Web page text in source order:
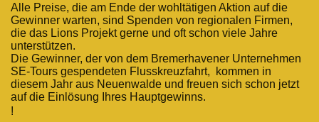
Alle Preise, die am Ende der wohltätigen Aktion auf die
Gewinner warten, sind Spenden von regionalen Firmen,
die das Lions Projekt gerne und oft schon viele Jahre
unterstützen.
Die Gewinner, der von dem Bremerhavener Unternehmen
SE-Tours gespendeten Flusskreuzfahrt, kommen in
diesem Jahr aus Neuenwalde und freuen sich schon jetzt
auf die Einlösung Ihres Hauptgewinns.
!